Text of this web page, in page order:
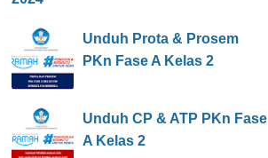
Unduh Prota & Prosem
PKn Fase A Kelas 2
Unduh CP & ATP PKn Fase
A Kelas 2